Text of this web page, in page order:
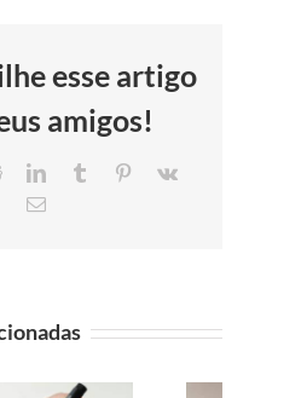
esse artigo
amigos!
RedditLinkedInTumblr Pinterest
Vk
E-